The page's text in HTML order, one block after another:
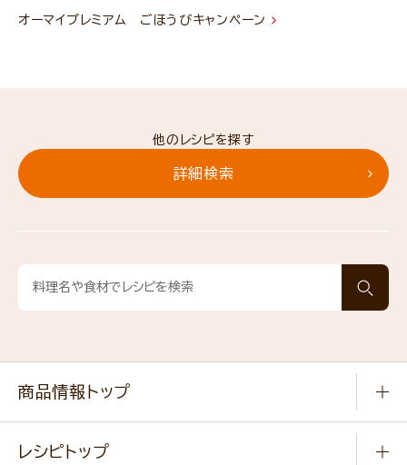
オーマイプレミアム ごほうびキャンペーン
他のレシピを探す
詳細検索
商品情報トップ
レシピトップ